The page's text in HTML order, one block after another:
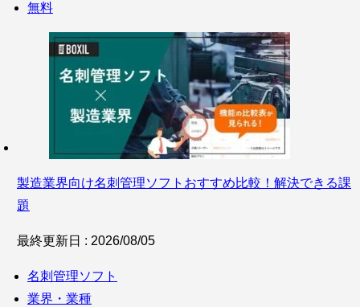
無料
製造業界向け名刺管理ソフトおすすめ比較！解決できる課
題
最終更新日 : 2026/08/05
名刺管理ソフト
業界・業種